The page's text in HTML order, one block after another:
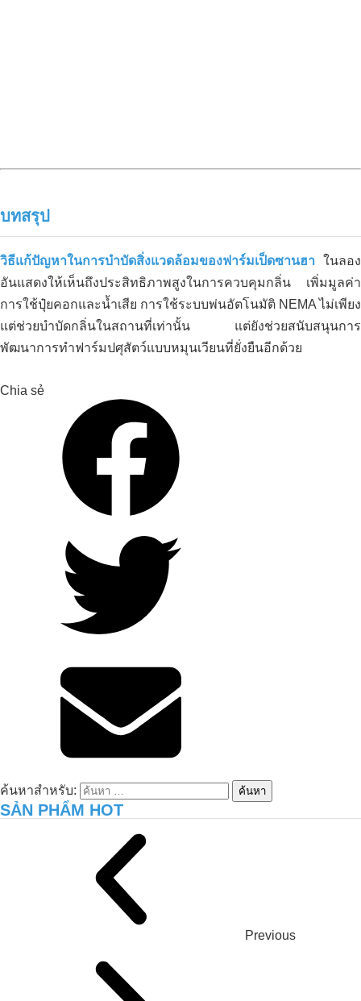
บทสรุป
วิธีแก้ปัญหาในการบำบัดสิ่งแวดล้อมของฟาร์มเป็ดซานฮา ในลอง
อันแสดงให้เห็นถึงประสิทธิภาพสูงในการควบคุมกลิ่น เพิ่มมูลค่า
การใช้ปุ๋ยคอกและน้ำเสีย การใช้ระบบพ่นอัตโนมัติ NEMA ไม่เพียง
แต่ช่วยบำบัดกลิ่นในสถานที่เท่านั้น แต่ยังช่วยสนับสนุนการ
พัฒนาการทำฟาร์มปศุสัตว์แบบหมุนเวียนที่ยั่งยืนอีกด้วย
Chia sẻ
ค้นหาสำหรับ:
SẢN PHẨM HOT
Previous
แนวทางแก้ปัญหาสิ่งแวดล้อมฟาร์มเป็ดซาน
ฮา_หลงอัน
การบำบัดสิ่งแวดล้อมของฟาร์มหมูไทยโฮ
อา-ฟูเอี้ยน
ฟาร์ม HOA NANG ประสบความ
สำเร็จในการเพิ่มผลผลิตข้าว ST25
มากกว่า 20% ด้วยคาร์บอนอินทรีย์
เพิ่มผลผลิตและคุณภาพของดินสวน
อินทรีย์ด้วย NEMA2